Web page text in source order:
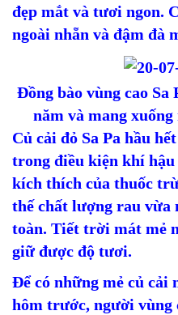
đẹp mắt và tươi ngon.
ngoài nhẵn và đậm đà
Đồng bào vùng cao Sa
năm và mang
Củ cải đỏ Sa Pa hầu
trong điều kiện khí
kích thích của thuốc
thế chất lượng rau vừa
toàn. Tiết trời mát mẻ
giữ được độ tươi.
Để có những mẻ củ cải
hôm trước, người vùng